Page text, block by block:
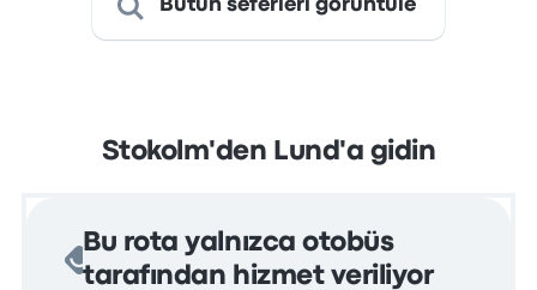
Bütün seferleri görüntüle
Stokolm'den Lund'a gidin
Bu rota yalnızca otobüs
tarafından hizmet veriliyor